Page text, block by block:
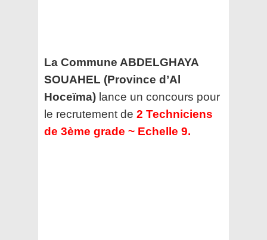
La Commune ABDELGHAYA
SOUAHEL (Province d’Al
Hoceïma) lance un concours pour
le recrutement de 2 Techniciens
de 3ème grade ~ Echelle 9.